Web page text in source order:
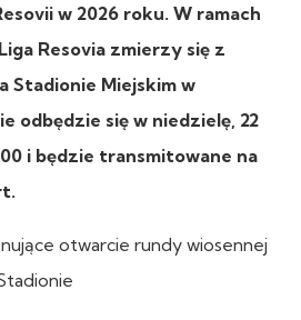
w 2026 roku. W ramach
Resovia zmierzy się z
Stadionie Miejskim w
odbędzie się w niedzielę, 22
i będzie transmitowane na
otwarcie rundy wiosennej